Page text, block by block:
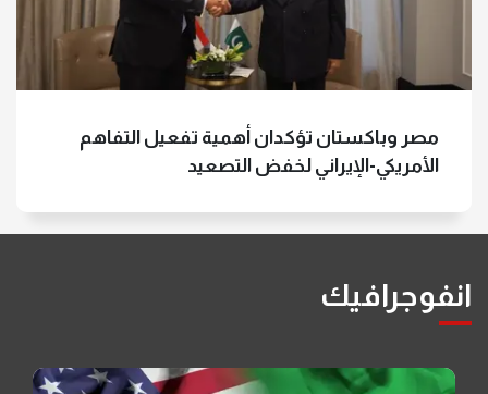
مصر وباكستان تؤكدان أهمية تفعيل التفاهم
الأمريكي-الإيراني لخفض التصعيد
انفوجرافيك